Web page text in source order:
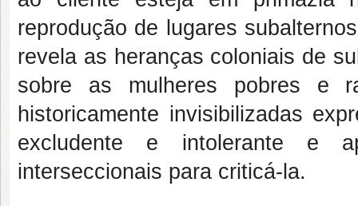
reprodução de lugares
revela as heranças coloniais de
sobre as mulheres pobres e
historicamente invisibilizadas
excludente e intolerante e
interseccionais para criticá-la.